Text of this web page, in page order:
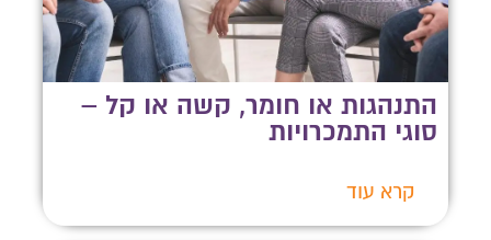
התנהגות או חומר, קשה או קל –
סוגי התמכרויות
קרא עוד